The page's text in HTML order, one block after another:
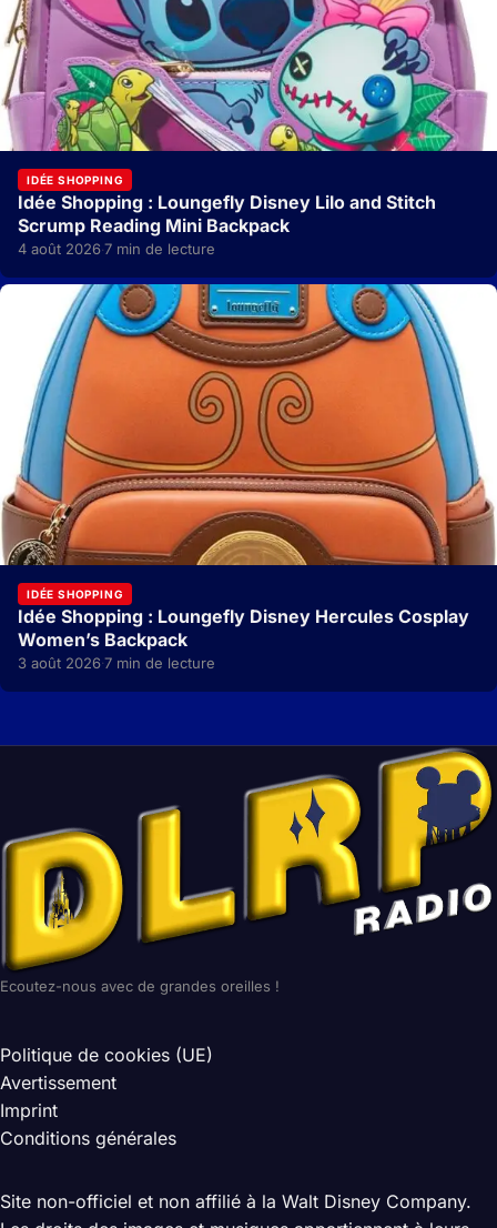
IDÉE SHOPPING
Idée Shopping : Loungefly Disney Lilo and Stitch
Scrump Reading Mini Backpack
4 août 2026·7 min de lecture
IDÉE SHOPPING
Idée Shopping : Loungefly Disney Hercules Cosplay
Women’s Backpack
3 août 2026·7 min de lecture
Ecoutez-nous avec de grandes oreilles !
Politique de cookies (UE)
Avertissement
Imprint
Conditions générales
Site non-officiel et non affilié à la Walt Disney Company.